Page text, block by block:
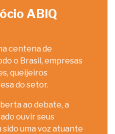
ABIQ
centena de
o Brasil, empresas
queijeiros
do setor.
ao debate, a
ouvir seus
sido uma voz atuante